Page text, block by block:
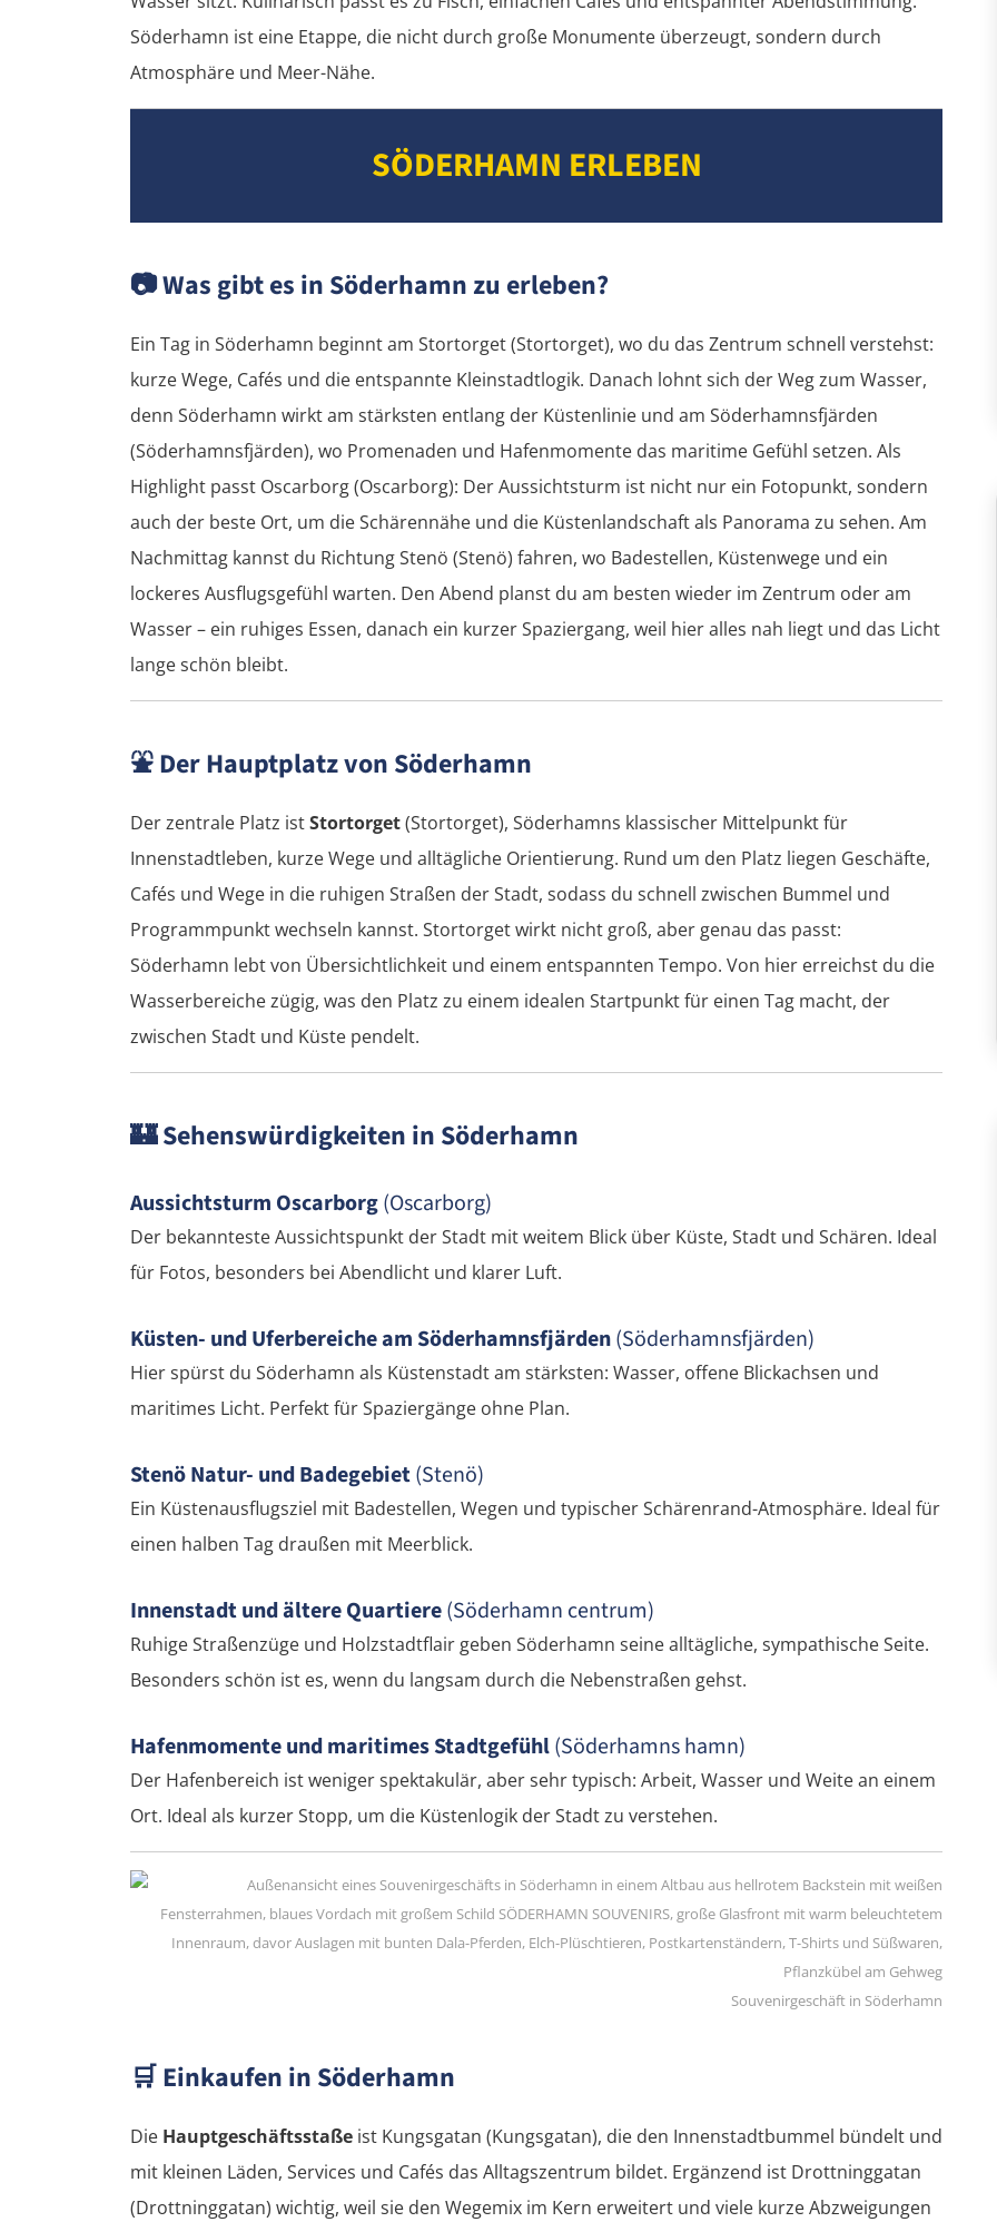
Söderhamn ist eine Etappe, die nicht durch große Monumente überzeugt, sondern durch
Atmosphäre und Meer-Nähe.
SÖDERHAMN ERLEBEN
📷Was gibt es in Söderhamn zu erleben?
Ein Tag in Söderhamn beginnt am Stortorget (Stortorget), wo du das Zentrum schnell verstehst:
kurze Wege, Cafés und die entspannte Kleinstadtlogik. Danach lohnt sich der Weg zum Wasser,
denn Söderhamn wirkt am stärksten entlang der Küstenlinie und am Söderhamnsfjärden
(Söderhamnsfjärden), wo Promenaden und Hafenmomente das maritime Gefühl setzen. Als
Highlight passt Oscarborg (Oscarborg): Der Aussichtsturm ist nicht nur ein Fotopunkt, sondern
auch der beste Ort, um die Schärennähe und die Küstenlandschaft als Panorama zu sehen. Am
Nachmittag kannst du Richtung Stenö (Stenö) fahren, wo Badestellen, Küstenwege und ein
lockeres Ausflugsgefühl warten. Den Abend planst du am besten wieder im Zentrum oder am
Wasser – ein ruhiges Essen, danach ein kurzer Spaziergang, weil hier alles nah liegt und das Licht
lange schön bleibt.
⛲Der Hauptplatz von Söderhamn
Der zentrale Platz istStortorget(Stortorget), Söderhamns klassischer Mittelpunkt für
Innenstadtleben, kurze Wege und alltägliche Orientierung. Rund um den Platz liegen Geschäfte,
Cafés und Wege in die ruhigen Straßen der Stadt, sodass du schnell zwischen Bummel und
Programmpunkt wechseln kannst. Stortorget wirkt nicht groß, aber genau das passt:
Söderhamn lebt von Übersichtlichkeit und einem entspannten Tempo. Von hier erreichst du die
Wasserbereiche zügig, was den Platz zu einem idealen Startpunkt für einen Tag macht, der
zwischen Stadt und Küste pendelt.
🏰Sehenswürdigkeiten in Söderhamn
Aussichtsturm Oscarborg(Oscarborg)
Der bekannteste Aussichtspunkt der Stadt mit weitem Blick über Küste, Stadt und Schären. Ideal
für Fotos, besonders bei Abendlicht und klarer Luft.
Küsten- und Uferbereiche am Söderhamnsfjärden(Söderhamnsfjärden)
Hier spürst du Söderhamn als Küstenstadt am stärksten: Wasser, offene Blickachsen und
maritimes Licht. Perfekt für Spaziergänge ohne Plan.
Stenö Natur- und Badegebiet(Stenö)
Ein Küstenausflugsziel mit Badestellen, Wegen und typischer Schärenrand-Atmosphäre. Ideal für
einen halben Tag draußen mit Meerblick.
Innenstadt und ältere Quartiere(Söderhamn centrum)
Ruhige Straßenzüge und Holzstadtflair geben Söderhamn seine alltägliche, sympathische Seite.
Besonders schön ist es, wenn du langsam durch die Nebenstraßen gehst.
Hafenmomente und maritimes Stadtgefühl(Söderhamns hamn)
Der Hafenbereich ist weniger spektakulär, aber sehr typisch: Arbeit, Wasser und Weite an einem
Ort. Ideal als kurzer Stopp, um die Küstenlogik der Stadt zu verstehen.
Souvenirgeschäft in Söderhamn
🛒Einkaufen in Söderhamn
Die Hauptgeschäftsstaße ist Kungsgatan (Kungsgatan), die den Innenstadtbummel bündelt und
mit kleinen Läden, Services und Cafés das Alltagszentrum bildet. Ergänzend ist Drottninggatan
(Drottninggatan) wichtig, weil sie den Wegemix im Kern erweitert und viele kurze Abzweigungen